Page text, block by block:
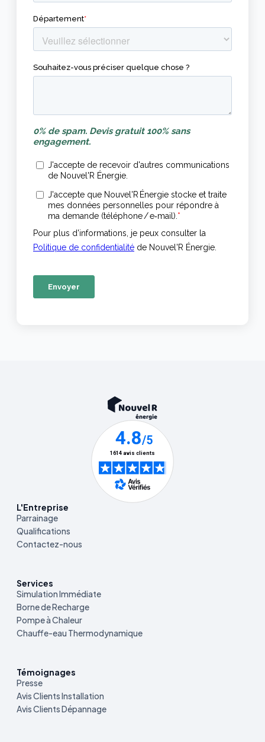
L'Entreprise
Parrainage
Qualifications
Contactez-nous
Services
Simulation Immédiate
Borne de Recharge
Pompe à Chaleur
Chauffe-eau Thermodynamique
Témoignages
Presse
Avis Clients Installation
Avis Clients Dépannage